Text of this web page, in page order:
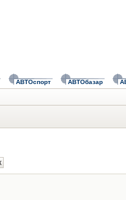
АВТОспорт АВТОбазар